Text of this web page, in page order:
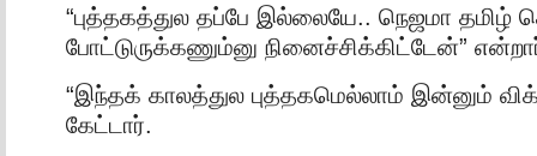
“புத்தகத்துல தப்பே இல்லையே.. நெஜமா தமிழ்
போட்டுருக்கணும்னு நினைச்சிக்கிட்டேன்”
“இந்தக் காலத்துல புத்தகமெல்லாம் இன்னும்
கேட்டார்.